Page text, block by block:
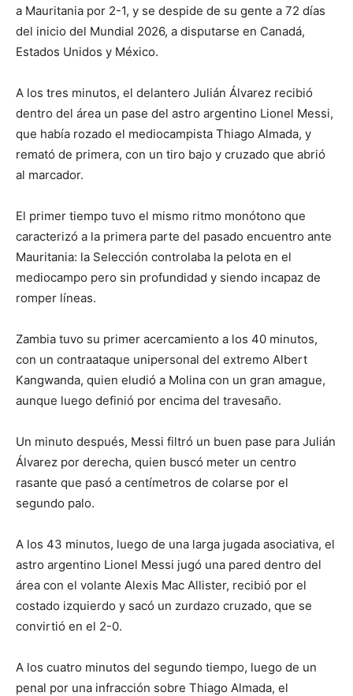
a Mauritania por 2-1, y se despide de su gente a 72 días
del inicio del Mundial 2026, a disputarse en Canadá,
Estados Unidos y México.
A los tres minutos, el delantero Julián Álvarez recibió
dentro del área un pase del astro argentino Lionel Messi,
que había rozado el mediocampista Thiago Almada, y
remató de primera, con un tiro bajo y cruzado que abrió
al marcador.
El primer tiempo tuvo el mismo ritmo monótono que
caracterizó a la primera parte del pasado encuentro ante
Mauritania: la Selección controlaba la pelota en el
mediocampo pero sin profundidad y siendo incapaz de
romper líneas.
Zambia tuvo su primer acercamiento a los 40 minutos,
con un contraataque unipersonal del extremo Albert
Kangwanda, quien eludió a Molina con un gran amague,
aunque luego definió por encima del travesaño.
Un minuto después, Messi filtró un buen pase para Julián
Álvarez por derecha, quien buscó meter un centro
rasante que pasó a centímetros de colarse por el
segundo palo.
A los 43 minutos, luego de una larga jugada asociativa, el
astro argentino Lionel Messi jugó una pared dentro del
área con el volante Alexis Mac Allister, recibió por el
costado izquierdo y sacó un zurdazo cruzado, que se
convirtió en el 2-0.
A los cuatro minutos del segundo tiempo, luego de un
penal por una infracción sobre Thiago Almada, el